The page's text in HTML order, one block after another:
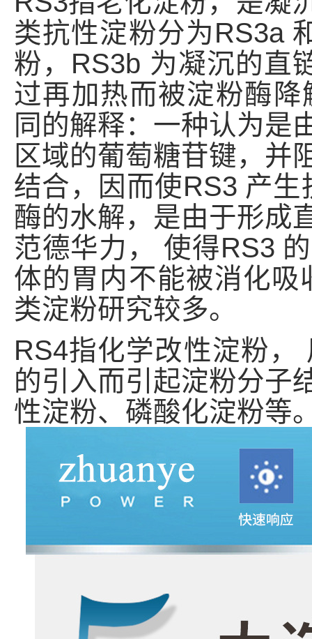
类抗性淀粉分为RS3a
粉，RS3b 为凝沉的直
过再加热而被淀粉酶
同的解释：一种认为是
区域的葡萄糖苷键，并
结合，因而使RS3 产
酶的水解，是由于形成
范德华力， 使得RS3
体的胃内不能被消化
类淀粉研究较多。
RS4指化学改性淀粉
的引入而引起淀粉分子
性淀粉、磷酸化淀粉等